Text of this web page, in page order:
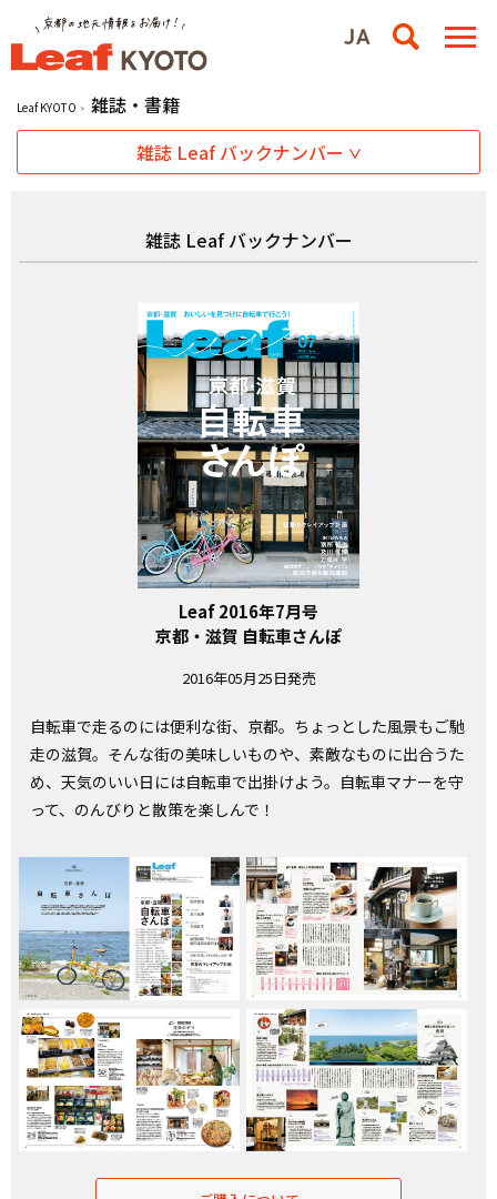
Leaf KYOTO
雑誌・書籍
雑誌 Leaf バックナンバー
雑誌 Leaf バックナンバー
Leaf 2016年7月号
京都・滋賀 自転車さんぽ
2016年05月25日発売
自転車で走るのには便利な街、京都。ちょっとした風景もご馳
走の滋賀。そんな街の美味しいものや、素敵なものに出合うた
め、天気のいい日には自転車で出掛けよう。自転車マナーを守
って、のんびりと散策を楽しんで！